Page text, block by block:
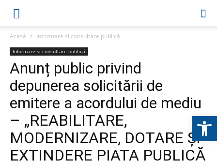
Acasă Informare si consultare publică
Informare si consultare publică
Anunț public privind
depunerea solicitării de
emitere a acordului de mediu
– „REABILITARE,
MODERNIZARE, DOTARE ȘI
EXTINDERE PIAȚA PUBLICĂ